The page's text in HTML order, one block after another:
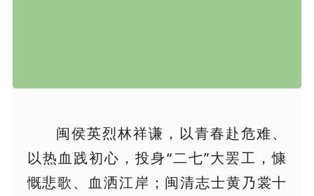
闽侯英烈林祥谦，以青春赴危难、
以热血践初心，投身“二七”大罢工，慷
慨悲歌、血洒江岸；闽清志士黄乃裳十